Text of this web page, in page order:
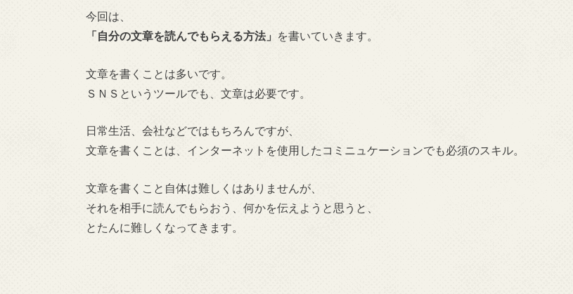
今回は、
「自分の文章を読んでもらえる方法」 を書いていきます。
文章を書くことは多いです。
ＳＮＳというツールでも、文章は必要です。
日常生活、会社などではもちろんですが、
文章を書くことは、インターネットを使用したコミニュケーションでも必須のスキル。
文章を書くこと自体は難しくはありませんが、
それを相手に読んでもらおう、何かを伝えようと思うと、
とたんに難しくなってきます。